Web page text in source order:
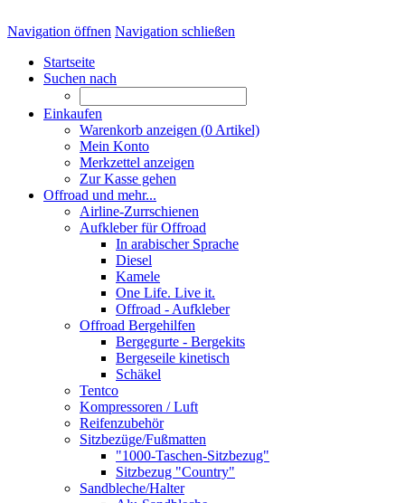
Navigation öffnen Navigation schließen
Startseite
Suchen nach
Einkaufen
Warenkorb anzeigen (0 Artikel)
Mein Konto
Merkzettel anzeigen
Zur Kasse gehen
Offroad und mehr...
Airline-Zurrschienen
Aufkleber für Offroad
In arabischer Sprache
Diesel
Kamele
One Life. Live it.
Offroad - Aufkleber
Offroad Bergehilfen
Bergegurte - Bergekits
Bergeseile kinetisch
Schäkel
Tentco
Kompressoren / Luft
Reifenzubehör
Sitzbezüge/Fußmatten
"1000-Taschen-Sitzbezug"
Sitzbezug "Country"
Sandbleche/Halter